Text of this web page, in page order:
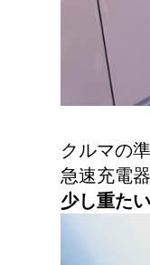
クルマの
急速充電
少し重た